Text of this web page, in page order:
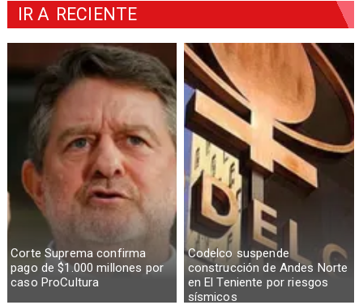
Corte Suprema confirma
pago de $1.000 millones por
caso ProCultura
Codelco suspende
construcción de Andes Norte
en El Teniente por riesgos
sísmicos
IR A RECIENTE